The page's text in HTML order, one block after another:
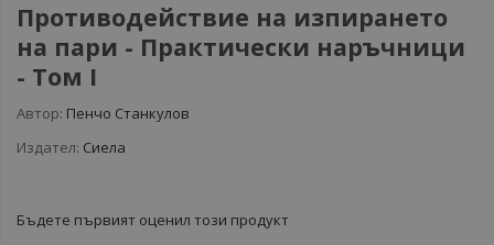
Противодействие на изпирането
на пари - Практически наръчници
- Том I
Автор: Пенчо Станкулов
Издател: Сиела
Бъдете първият оценил този продукт